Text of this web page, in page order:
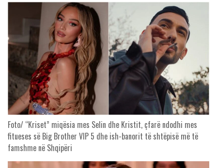
Foto/ “Kriset” miqësia mes Selin dhe Kristit, çfarë ndodhi mes
fitueses së Big Brother VIP 5 dhe ish-banorit të shtëpisë më të
famshme në Shqipëri